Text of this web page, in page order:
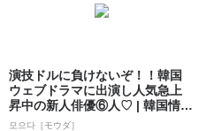
演技ドルに負けないぞ！！韓国
ウェブドラマに出演し人気急上
昇中の新人俳優⑥人♡ | 韓国情報
サイト ...
모으다［モウダ］